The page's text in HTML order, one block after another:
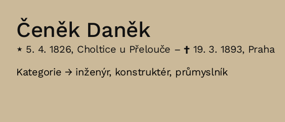
Čeněk Daněk
⋆ 5. 4. 1826, Choltice u Přelouče –†19. 3. 1893, Praha
Kategorie → inženýr, konstruktér, průmyslník